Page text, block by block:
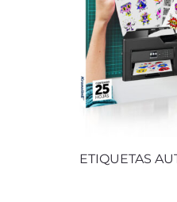
ETIQUETAS